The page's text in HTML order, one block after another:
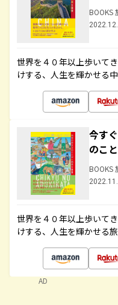
BOOKS
世界を４０年以上歩いて
けする、人生を輝かせる
今す
のこ
BOOKS
世界を４０年以上歩いて
けする、人生を輝かせる
AD